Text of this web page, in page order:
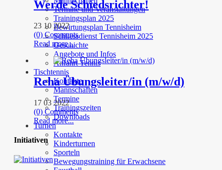
Termine und Veranstaltungen
Trainingsplan 2025
Bewirtungsplan Tennisheim
Schliessdienst Tennisheim 2025
Geschichte
Angebote und Infos
Anfahrt Tennis
Tischtennis
Kontakte
Mannschaften
Termine
Trainingszeiten
Downloads
Turnen
Kontakte
Kinderturnen
Sporteln
Bewegungstraining für Erwachsene
Werde Schiedsrichter!
23 10 2022
(0) Comments
Read more...
Reha Übungsleiter/in (m/w/d)
17 03 2022
(0) Comments
Read more...
Initiativen